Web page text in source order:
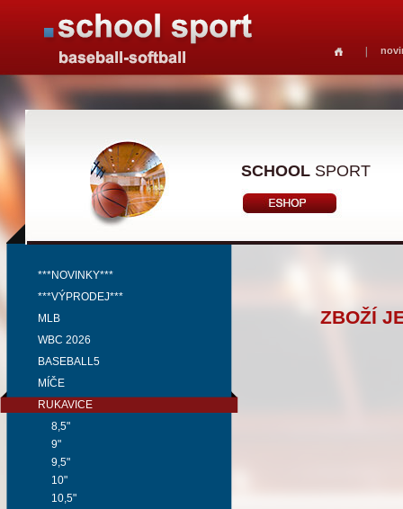
SCHOOL SPORT
***NOVINKY***
***VÝPRODEJ***
MLB
WBC 2026
BASEBALL5
MÍČE
RUKAVICE
8,5"
9"
9,5"
10"
10,5"
ZBOŽÍ